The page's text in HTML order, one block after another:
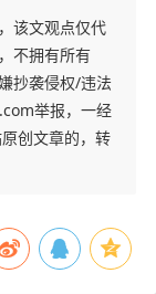
该文观点仅代
不拥有所有
抄袭侵权/违法
举报，一经
创文章的，转